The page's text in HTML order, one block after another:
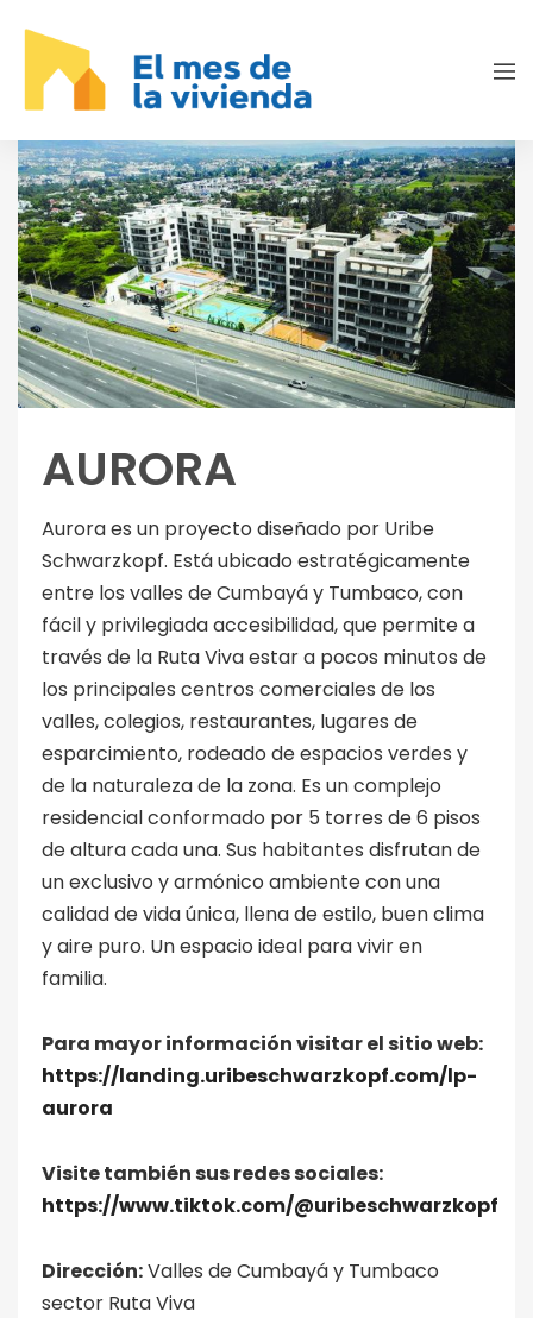
AURORA
Aurora es un proyecto diseñado por Uribe
Schwarzkopf. Está ubicado estratégicamente
entre los valles de Cumbayá y Tumbaco, con
fácil y privilegiada accesibilidad, que permite a
través de la Ruta Viva estar a pocos minutos de
los principales centros comerciales de los
valles, colegios, restaurantes, lugares de
esparcimiento, rodeado de espacios verdes y
de la naturaleza de la zona. Es un complejo
residencial conformado por 5 torres de 6 pisos
de altura cada una. Sus habitantes disfrutan de
un exclusivo y armónico ambiente con una
calidad de vida única, llena de estilo, buen clima
y aire puro. Un espacio ideal para vivir en
familia.
Para mayor información visitar el sitio web:
https://landing.uribeschwarzkopf.com/lp-
aurora
Visite también sus redes sociales:
https://www.tiktok.com/@uribeschwarzkopf
Dirección:Valles de Cumbayá y Tumbaco
sector Ruta Viva